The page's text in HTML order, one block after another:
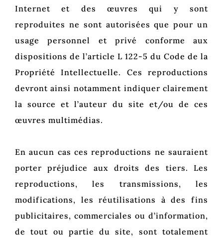
Internet et des œuvres qui y sont
reproduites ne sont autorisées que pour un
usage personnel et privé conforme aux
dispositions de l’article L 122-5 du Code de la
Propriété Intellectuelle. Ces reproductions
devront ainsi notamment indiquer clairement
la source et l’auteur du site et/ou de ces
œuvres multimédias.
En aucun cas ces reproductions ne sauraient
porter préjudice aux droits des tiers. Les
reproductions, les transmissions, les
modifications, les réutilisations à des fins
publicitaires, commerciales ou d’information,
de tout ou partie du site, sont totalement